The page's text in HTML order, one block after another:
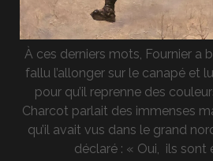
À ces derniers mots, Fournier a
fallu l’allonger sur le canapé et
pour qu’il reprenne des
Charcot parlait des immenses
qu’il avait vus dans le grand
déclaré : « Oui, ils sont